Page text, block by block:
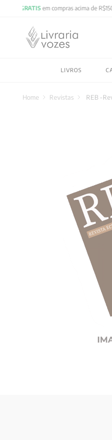
LIVROS
Revistas REB -